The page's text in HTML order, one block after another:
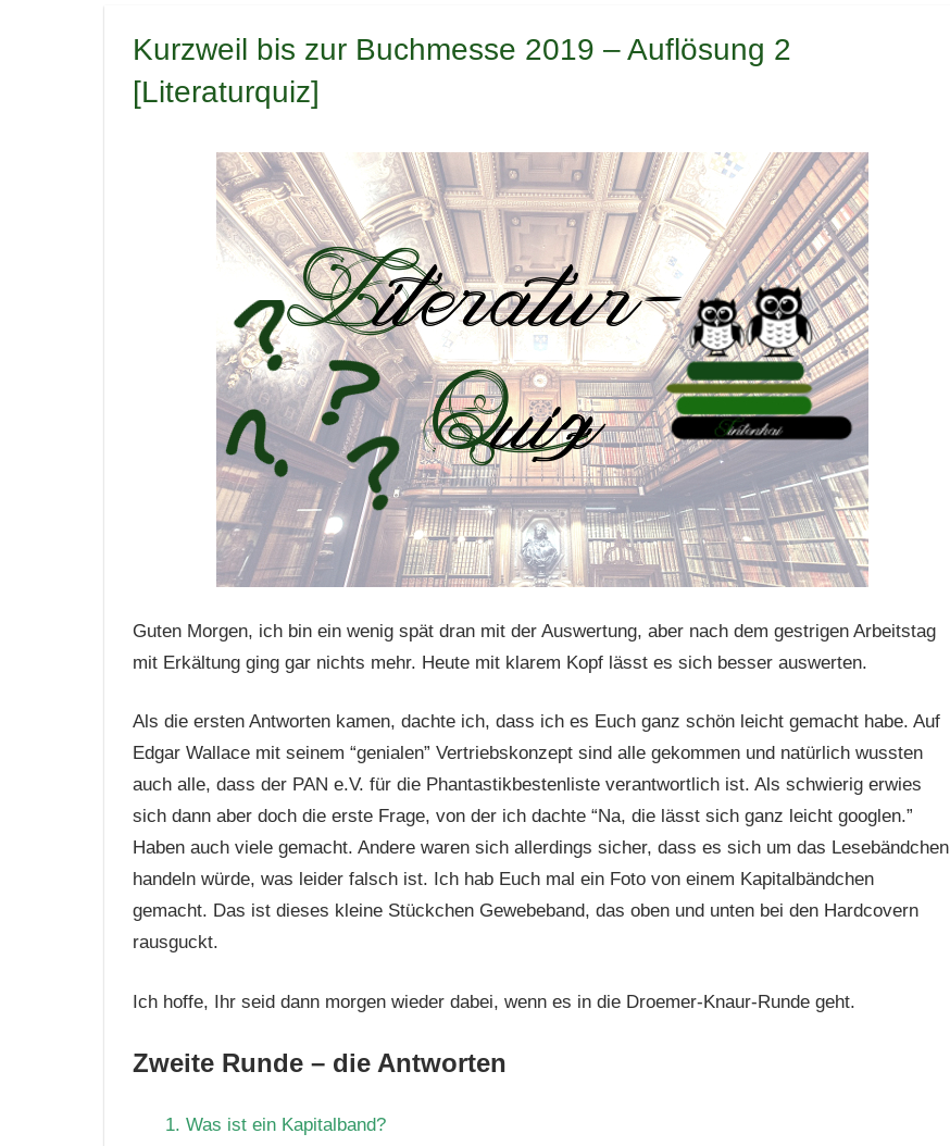
Kurzweil bis zur Buchmesse 2019 – Auflösung 2
[Literaturquiz]
Guten Morgen, ich bin ein wenig spät dran mit der Auswertung, aber nach dem gestrigen Arbeitstag
mit Erkältung ging gar nichts mehr. Heute mit klarem Kopf lässt es sich besser auswerten.
Als die ersten Antworten kamen, dachte ich, dass ich es Euch ganz schön leicht gemacht habe. Auf
Edgar Wallace mit seinem “genialen” Vertriebskonzept sind alle gekommen und natürlich wussten
auch alle, dass der PAN e.V. für die Phantastikbestenliste verantwortlich ist. Als schwierig erwies
sich dann aber doch die erste Frage, von der ich dachte “Na, die lässt sich ganz leicht googlen.”
Haben auch viele gemacht. Andere waren sich allerdings sicher, dass es sich um das Lesebändchen
handeln würde, was leider falsch ist. Ich hab Euch mal ein Foto von einem Kapitalbändchen
gemacht. Das ist dieses kleine Stückchen Gewebeband, das oben und unten bei den Hardcovern
rausguckt.
Ich hoffe, Ihr seid dann morgen wieder dabei, wenn es in die Droemer-Knaur-Runde geht.
Zweite Runde – die Antworten
1. Was ist ein Kapitalband?